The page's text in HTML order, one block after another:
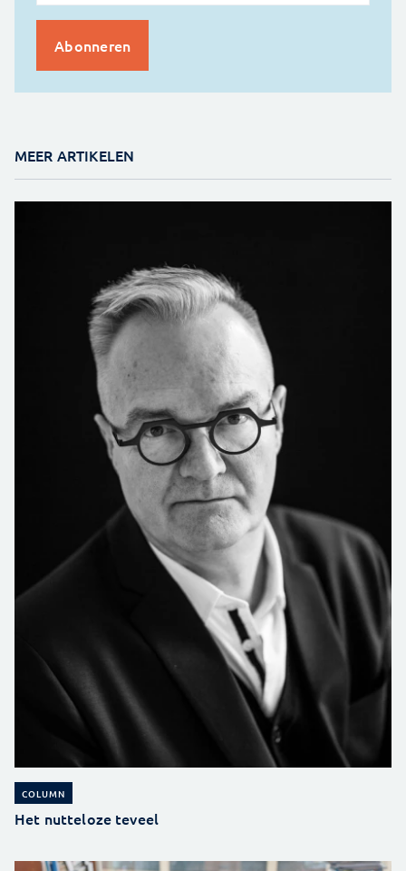
MEER ARTIKELEN
COLUMN
Het nutteloze teveel